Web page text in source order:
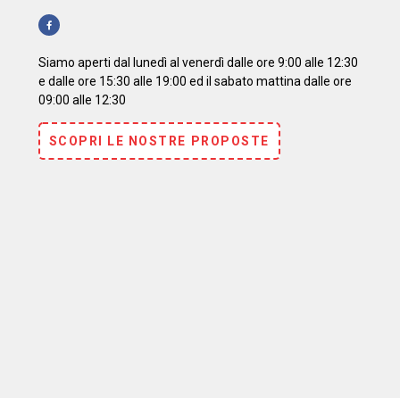
Siamo aperti dal lunedì al venerdì dalle ore 9:00 alle 12:30
e dalle ore 15:30 alle 19:00 ed il sabato mattina dalle ore
09:00 alle 12:30
SCOPRI LE NOSTRE PROPOSTE